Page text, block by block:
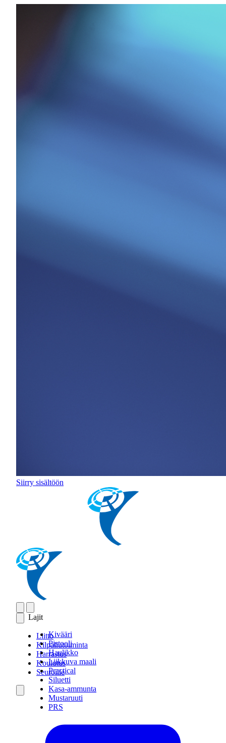
Siirry sisältöön
Lajit
Kivääri
Pistooli
Haulikko
Liikkuva maali
Practical
Siluetti
Kasa-ammunta
Mustaruuti
PRS
Liitto
Kilpailutoiminta
Harrastus
Koulutus
Seuroille